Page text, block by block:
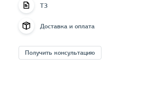
ТЗ
Доставка и оплата
Получить консультацию